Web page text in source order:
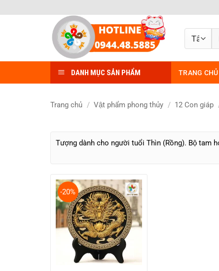
qua
DANH MỤC SẢN PHẨM TRANG CHỦ
Trang chủ / Vật phẩm phong thủy / 12 Con giáp
Tượng dành cho người tuổi Thìn (Rồng). Bộ tam
-20%